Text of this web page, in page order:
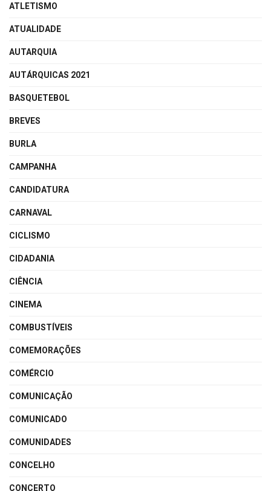
ATLETISMO
ATUALIDADE
AUTARQUIA
AUTÁRQUICAS 2021
BASQUETEBOL
BREVES
BURLA
CAMPANHA
CANDIDATURA
CARNAVAL
CICLISMO
CIDADANIA
CIÊNCIA
CINEMA
COMBUSTÍVEIS
COMEMORAÇÕES
COMÉRCIO
COMUNICAÇÃO
COMUNICADO
COMUNIDADES
CONCELHO
CONCERTO